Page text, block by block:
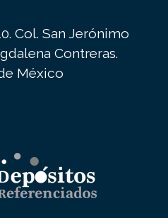
Col. San Jerónimo
Contreras.
México